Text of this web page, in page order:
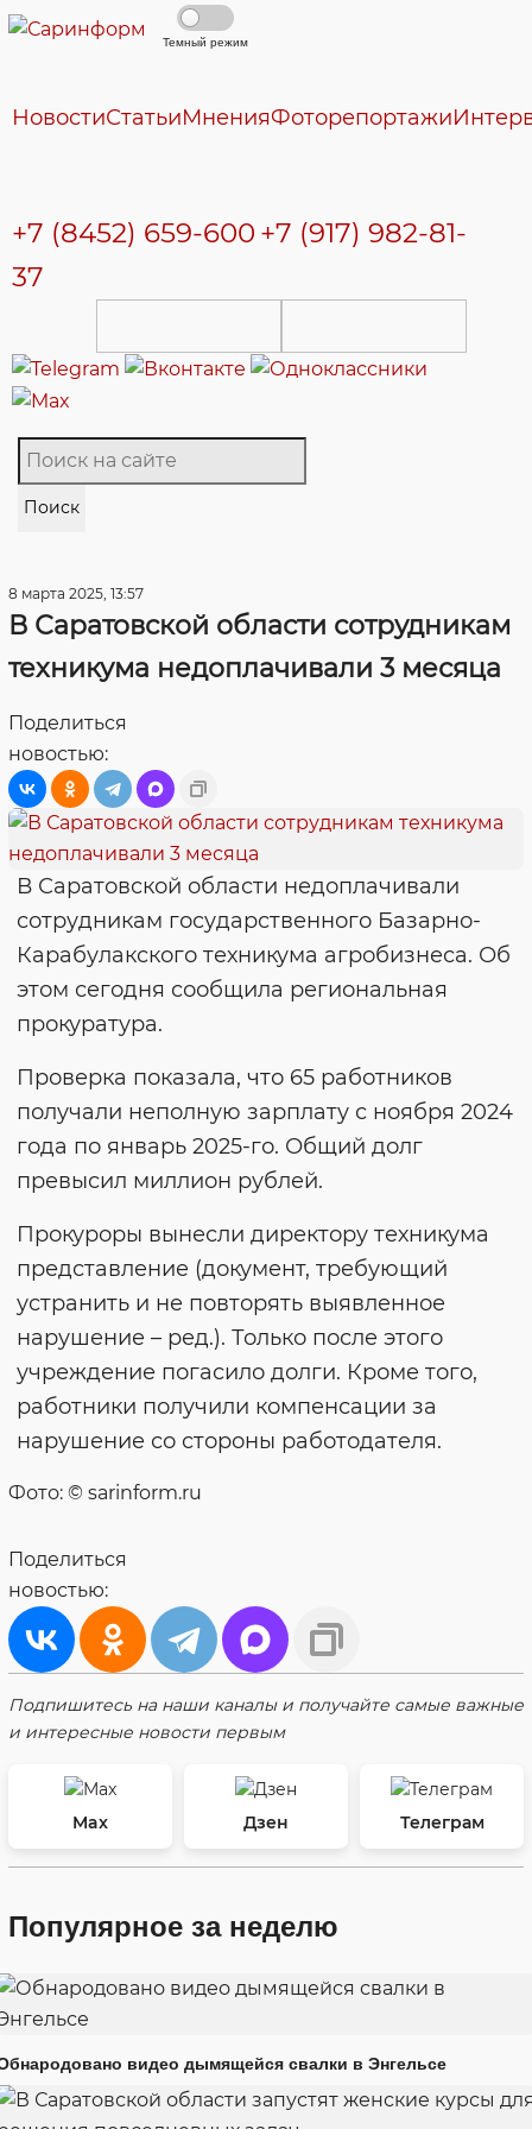
Темный режим
НовостиСтатьиМненияФоторепортажи
+7 (8452) 659-600 +7 (917) 982-81-
37
Поиск
8 марта 2025, 13:57
В Саратовской области сотрудникам
техникума недоплачивали 3 месяца
Поделиться
новостью:
В Саратовской области недоплачивали
сотрудникам государственного Базарно-
Карабулакского техникума агробизнеса. Об
этом сегодня сообщила региональная
прокуратура.
Проверка показала, что 65 работников
получали неполную зарплату с ноября 2024
года по январь 2025-го. Общий долг
превысил миллион рублей.
Прокуроры вынесли директору техникума
представление (документ, требующий
устранить и не повторять выявленное
нарушение – ред.). Только после этого
учреждение погасило долги. Кроме того,
работники получили компенсации за
нарушение со стороны работодателя.
Фото: © sarinform.ru
Поделиться
новостью:
Подпишитесь на наши каналы и получайте самые важные
и интересные новости первым
Max Дзен Телеграм
Популярное за неделю
видео дымящейся свалки в Энгельсе